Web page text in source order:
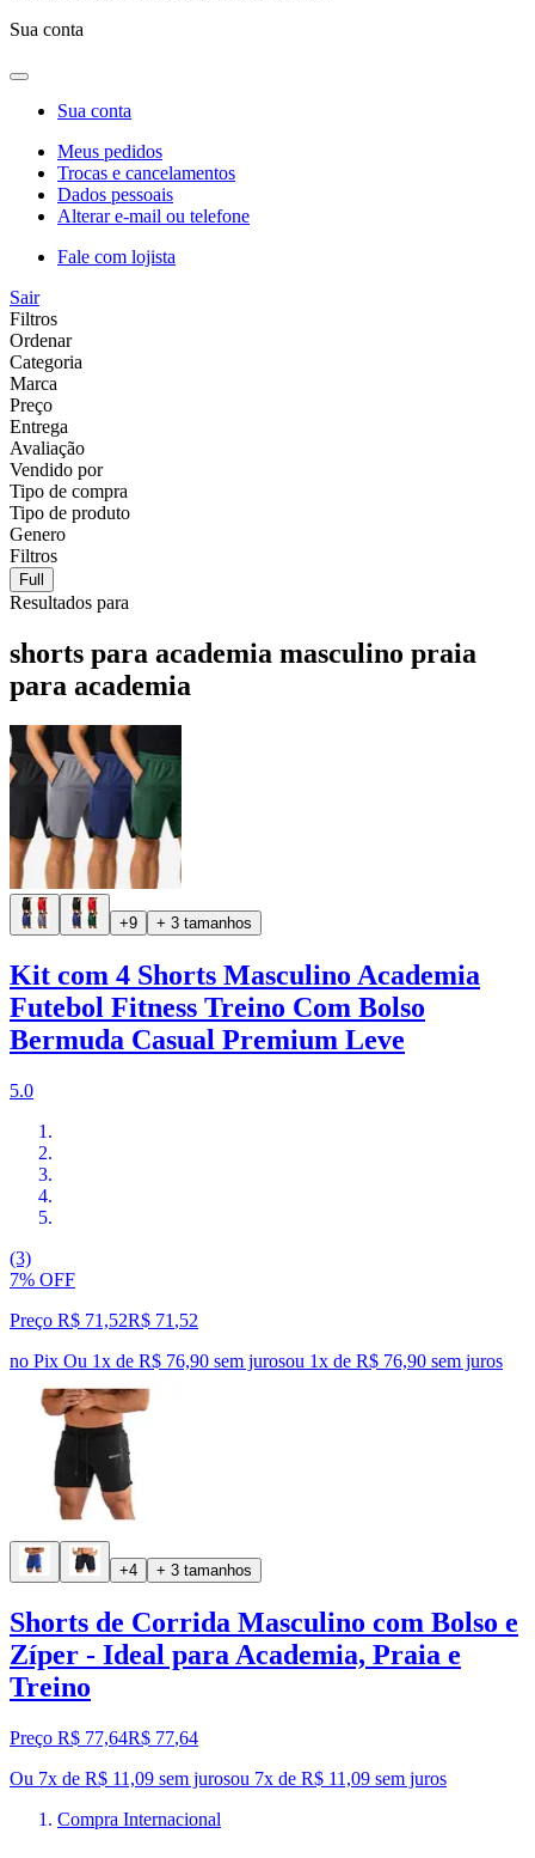
Sua conta
Sua conta
Meus pedidos
Trocas e cancelamentos
Dados pessoais
Alterar e-mail ou telefone
Fale com lojista
Sair
Filtros
Ordenar
Categoria
Marca
Preço
Entrega
Avaliação
Vendido por
Tipo de compra
Tipo de produto
Genero
Filtros
Full
Resultados para
shorts para academia masculino praia
para academia
+9 + 3 tamanhos
Kit com 4 Shorts Masculino Academia
Futebol Fitness Treino Com Bolso
Bermuda Casual Premium Leve
5.0
(3)
7% OFF
Preço R$ 71,52R$ 71 ,52
no Pix Ou 1x de R$ 76,90 sem jurosou 1x de R$ 76,90 sem juros
+4 + 3 tamanhos
Shorts de Corrida Masculino com Bolso e
Zíper - Ideal para Academia, Praia e
Treino
Preço R$ 77,64R$ 77,64
Ou 7x de R$ 11,09 sem jurosou 7x de R$ 11,09 sem juros
Compra Internacional